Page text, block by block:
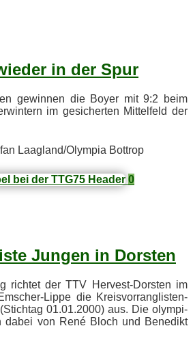
in der Spur
ge­win­nen die Boy­er mit 9:2 beim
im ge­si­cher­ten Mit­tel­feld der
Laagland/​Olympia Bottrop
0
Jun­gen in Dorsten
rich­tet der TTV Her­ve­st-Dors­ten im
Lip­pe die Kreis­vor­rang­lis­ten­
01.01.2000) aus. Die olym­pi­
da­bei von René Bloch und Be­ne­dikt